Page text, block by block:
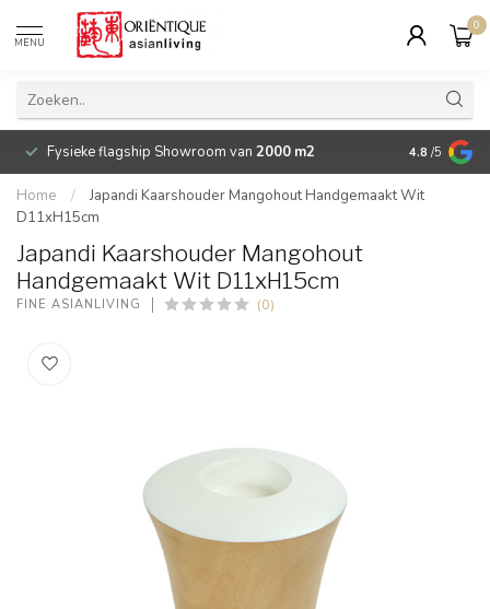
MENU
0
Fysieke flagship Showroom van 2000 m2 Betaalbare
4.8 /5
Home /
Japandi Kaarshouder Mangohout Handgemaakt Wit
D11xH15cm
Japandi Kaarshouder Mangohout
Handgemaakt Wit D11xH15cm
FINE ASIANLIVING (0)